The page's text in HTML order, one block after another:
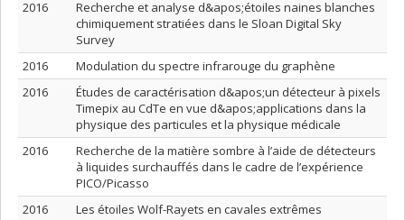
2016
Recherche et analyse d&apos;étoiles naines blanches
chimiquement stratiées dans le Sloan Digital Sky
Survey
2016
Modulation du spectre infrarouge du graphène
2016
Études de caractérisation d&apos;un détecteur à pixels
Timepix au CdTe en vue d&apos;applications dans la
physique des particules et la physique médicale
2016
Recherche de la matière sombre à l’aide de détecteurs
à liquides surchauffés dans le cadre de l’expérience
PICO/Picasso
2016
Les étoiles Wolf-Rayets en cavales extrêmes